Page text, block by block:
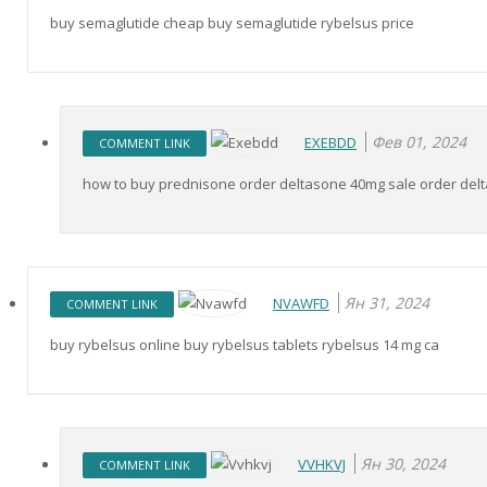
buy semaglutide cheap buy semaglutide rybelsus price
COMMENT LINK EXEBDD Фев 01, 2024
how to buy prednisone order deltasone 40mg sale order
COMMENT LINK NVAWFD Ян 31, 2024
buy rybelsus online buy rybelsus tablets rybelsus 14 mg ca
COMMENT LINK VVHKVJ Ян 30, 2024